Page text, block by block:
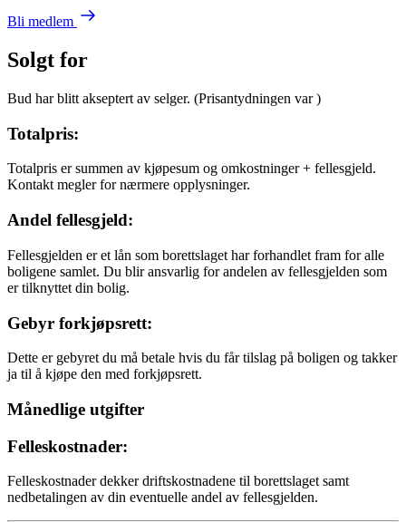
Bli medlem
Solgt for
Bud har blitt akseptert av selger. (Prisantydningen var)
Totalpris:
Totalpris er summen av kjøpesum og omkostninger + fellesgjeld.
Kontakt megler for nærmere opplysninger.
Andel fellesgjeld:
Fellesgjelden er et lån som borettslaget har forhandlet fram for alle
boligene samlet. Du blir ansvarlig for andelen av fellesgjelden som
er tilknyttet din bolig.
Gebyr forkjøpsrett:
Dette er gebyret du må betale hvis du får tilslag på boligen og takker
ja til å kjøpe den med forkjøpsrett.
Månedlige utgifter
Felleskostnader:
Felleskostnader dekker driftskostnadene til borettslaget samt
nedbetalingen av din eventuelle andel av fellesgjelden.